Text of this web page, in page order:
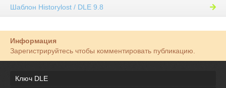
Шаблон Historylost / DLE 9.8
Информация
Зарегистрируйтесь чтобы комментировать публикацию.
Ключ DLE